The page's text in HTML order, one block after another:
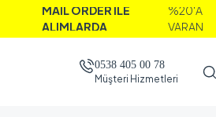
ORDER İLE
%20'A
0538 405 00 78
Müşteri Hizmetleri